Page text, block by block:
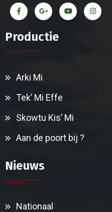
Productie
Arki Mi
Tek’ Mi Effe
Skowtu Kis’ Mi
Aan de poort bij ?
Nieuws
Nationaal